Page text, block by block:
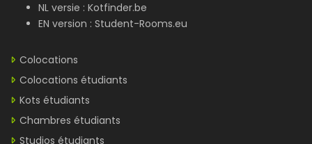
NL versie : Kotfinder.be
EN version : Student-Rooms.eu
Colocations
Colocations étudiants
Kots étudiants
Chambres étudiants
Studios étudiants